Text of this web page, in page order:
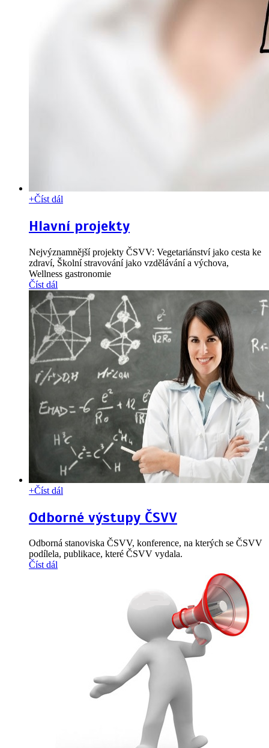
+Číst dál
Hlavní projekty
Nejvýznamnější projekty ČSVV: Vegetariánství jako cesta ke
zdraví, Školní stravování jako vzdělávání a výchova,
Wellness gastronomie
Číst dál
+Číst dál
Odborné výstupy ČSVV
Odborná stanoviska ČSVV, konference, na kterých se ČSVV
podílela, publikace, které ČSVV vydala.
Číst dál